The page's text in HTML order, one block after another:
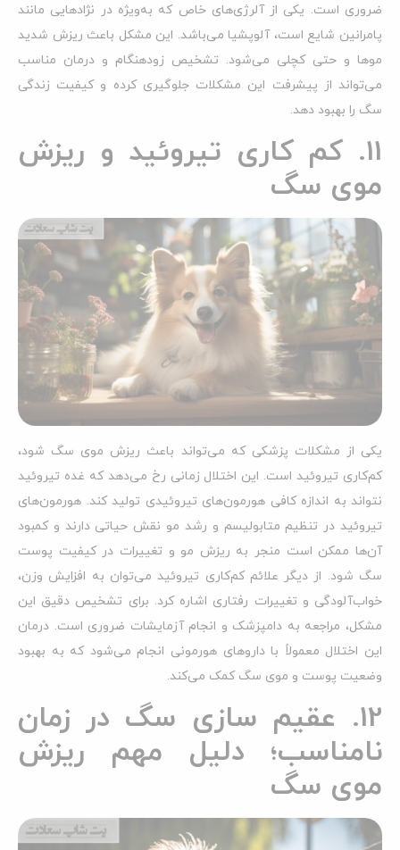
ضروری است. یکی از آلرژی‌های خاص که به‌ویژه در نژادهایی مانند
پامرانین شایع است، آلوپشیا می‌باشد. این مشکل باعث ریزش شدید
موها و حتی کچلی می‌شود. تشخیص زودهنگام و درمان مناسب
می‌تواند از پیشرفت این مشکلات جلوگیری کرده و کیفیت زندگی
سگ را بهبود دهد.
11. کم کاری تیروئید و ریزش
موی سگ
یکی از مشکلات پزشکی که می‌تواند باعث ریزش موی سگ شود،
کم‌کاری تیروئید است. این اختلال زمانی رخ می‌دهد که غده تیروئید
نتواند به اندازه کافی هورمون‌های تیروئیدی تولید کند. هورمون‌های
تیروئید در تنظیم متابولیسم و رشد مو نقش حیاتی دارند و کمبود
آن‌ها ممکن است منجر به ریزش مو و تغییرات در کیفیت پوست
سگ شود. از دیگر علائم کم‌کاری تیروئید می‌توان به افزایش وزن،
خواب‌آلودگی و تغییرات رفتاری اشاره کرد. برای تشخیص دقیق این
مشکل، مراجعه به دامپزشک و انجام آزمایشات ضروری است. درمان
این اختلال معمولاً با داروهای هورمونی انجام می‌شود که به بهبود
وضعیت پوست و موی سگ کمک می‌کند.
12. عقیم سازی سگ در زمان
نامناسب؛ دلیل مهم ریزش
موی سگ